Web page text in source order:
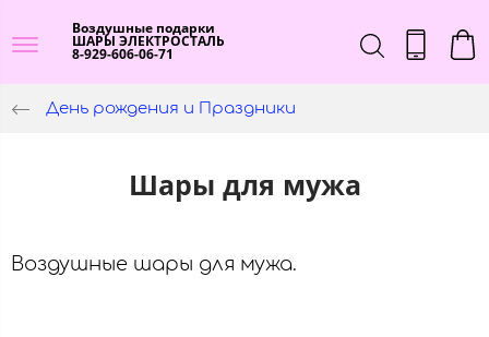
Воздушные подарки
ШАРЫ ЭЛЕКТРОСТАЛЬ
8-929-606-06-71
День рождения и Праздники
Шары для мужа
Воздушные шары для мужа.